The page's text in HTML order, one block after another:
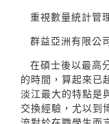
重視數量統計管
群益亞洲有限公
在碩士後以最高
的時間，算起來已
淡江最大的特點是
交換經驗，尤以到